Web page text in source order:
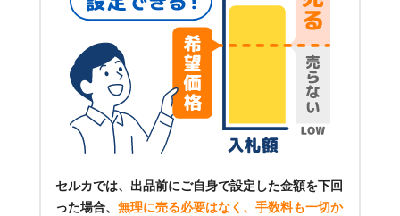
セルカでは、出品前にご自身で設定した金額を下回
った場合、 無理に売る必要はなく、手数料も一切か